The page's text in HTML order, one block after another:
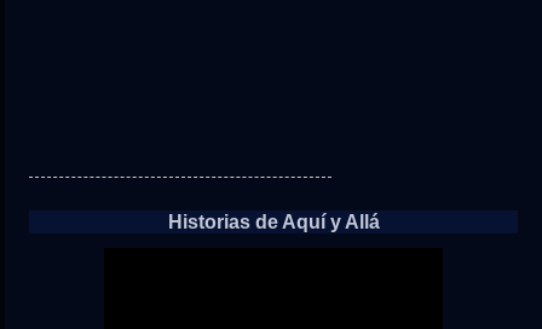
Historias de Aquí y Allá